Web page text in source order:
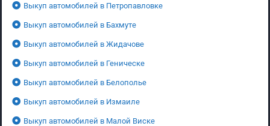
Выкуп автомобилей в Петропавловке
Выкуп автомобилей в Бахмуте
Выкуп автомобилей в Жидачове
Выкуп автомобилей в Геническе
Выкуп автомобилей в Белополье
Выкуп автомобилей в Измаиле
Выкуп автомобилей в Малой Виске